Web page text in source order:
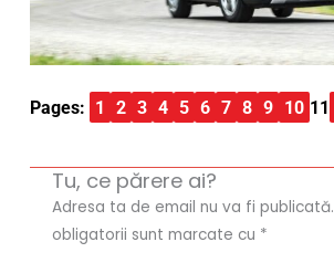
Pages: 1 2 3 4 5 6 7 8 9 10 11
Tu, ce părere ai?
Adresa ta de email nu va fi publicată.
obligatorii sunt marcate cu *